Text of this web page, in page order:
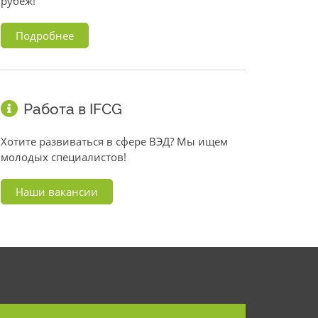
Подробнее
Работа в IFCG
Хотите развиваться в сфере ВЭД? Мы ищем
молодых специалистов!
Наши вакансии